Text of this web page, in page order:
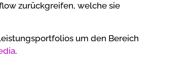
zurückgreifen, welche sie
um den Bereich
.